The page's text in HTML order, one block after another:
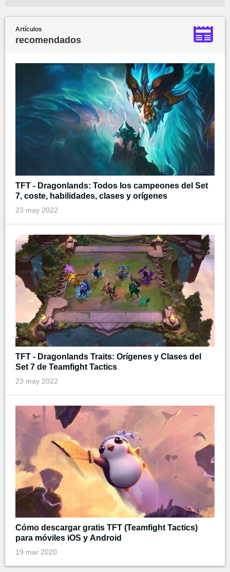
Artículos
recomendados
TFT - Dragonlands: Todos los campeones del Set
7, coste, habilidades, clases y orígenes
23 may 2022
TFT - Dragonlands Traits: Orígenes y Clases del
Set 7 de Teamfight Tactics
23 may 2022
Cómo descargar gratis TFT (Teamfight Tactics)
para móviles iOS y Android
19 mar 2020